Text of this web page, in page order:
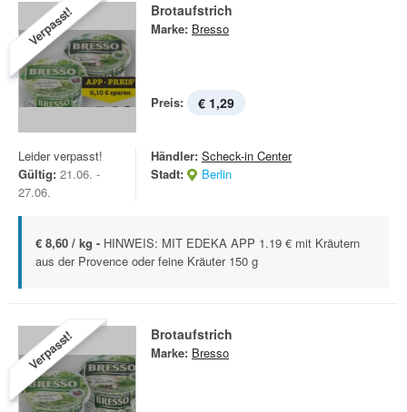
Verpasst! Brotaufstrich
Marke: Bresso
Preis: € 1,29
Leider verpasst!
Gültig: 21.06. -
27.06.
Händler: Scheck-in Center
Stadt:
Berlin
€ 8,60 / kg - HINWEIS: MIT EDEKA APP 1.19 € mit Kräutern
aus der Provence oder feine Kräuter 150 g
Verpasst! Brotaufstrich
Marke: Bresso